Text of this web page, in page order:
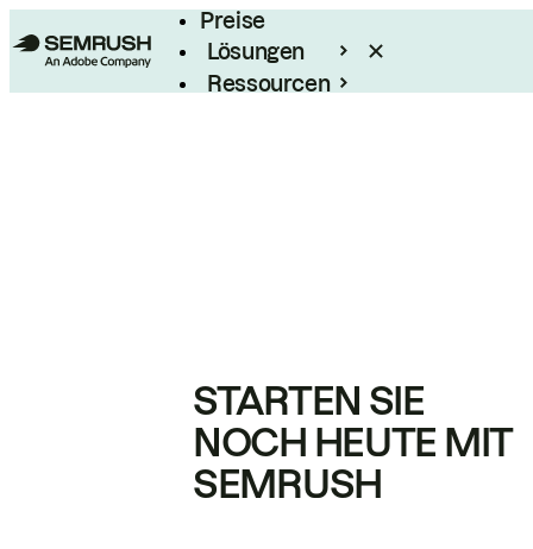
Preise
Lösungen
Ressourcen
STARTEN SIE
NOCH HEUTE MIT
SEMRUSH